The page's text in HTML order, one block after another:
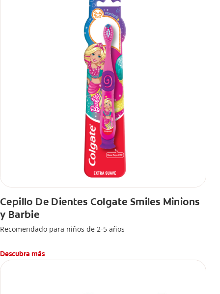
Cepillo De Dientes Colgate Smiles Minions
y Barbie
Recomendado para niños de 2-5 años
Descubra más